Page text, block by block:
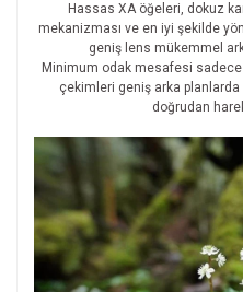
Hassas XA öğeleri, dokuz
mekanizması ve en iyi şekilde
geniş lens mükemmel
Minimum odak mesafesi
çekimleri geniş arka
doğrudan